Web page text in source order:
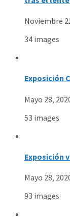
Noviembre
34 images
Exposición
Mayo 28,
53 images
Exposición
Mayo 28,
93 images